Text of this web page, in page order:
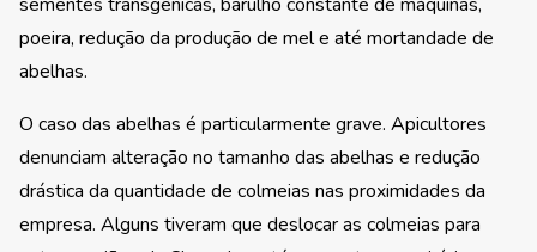
poeira, redução da produção de mel e até mortandade de
abelhas.
O caso das abelhas é particularmente grave. Apicultores
denunciam alteração no tamanho das abelhas e redução
drástica da quantidade de colmeias nas proximidades da
empresa. Alguns tiveram que deslocar as colmeias para